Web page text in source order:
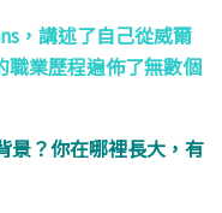
，講述了自己從威爾
職業歷程遍佈了無數個
景？你在哪裡長大，有